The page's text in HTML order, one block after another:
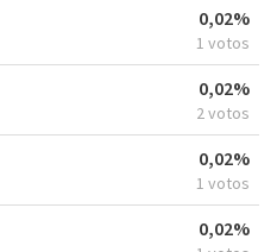
0,02%
1 votos
0,02%
2 votos
0,02%
1 votos
0,02%